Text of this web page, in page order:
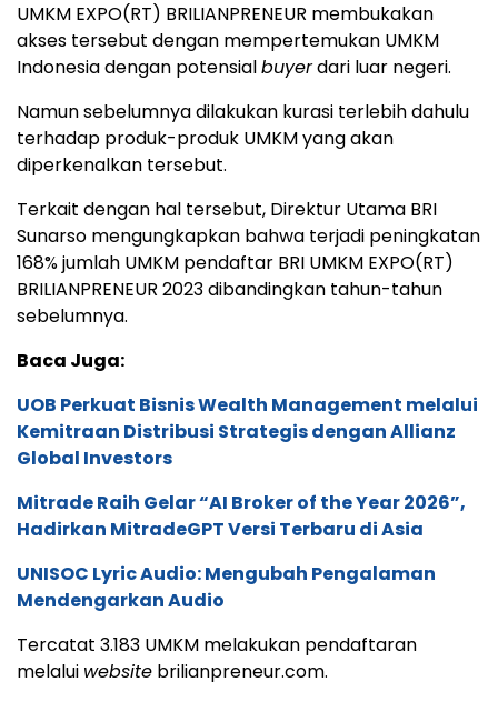
UMKM EXPO(RT) BRILIANPRENEUR membukakan
akses tersebut dengan mempertemukan UMKM
Indonesia dengan potensialbuyerdari luar negeri.
Namun sebelumnya dilakukan kurasi terlebih dahulu
terhadap produk-produk UMKM yang akan
diperkenalkan tersebut.
Terkait dengan hal tersebut, Direktur Utama BRI
Sunarso mengungkapkan bahwa terjadi peningkatan
168% jumlah UMKM pendaftar BRI UMKM EXPO(RT)
BRILIANPRENEUR 2023 dibandingkan tahun-tahun
sebelumnya.
Baca Juga:
UOB Perkuat Bisnis Wealth Management melalui
Kemitraan Distribusi Strategis dengan Allianz
Global Investors
Mitrade Raih Gelar “AI Broker of the Year 2026”,
Hadirkan MitradeGPT Versi Terbaru di Asia
UNISOC Lyric Audio: Mengubah Pengalaman
Mendengarkan Audio
Tercatat 3.183 UMKM melakukan pendaftaran
melalui website brilianpreneur.com.